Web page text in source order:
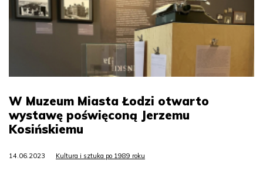
W Muzeum Miasta Łodzi otwarto
wystawę poświęconą Jerzemu
Kosińskiemu
14.06.2023 Kultura i sztuka po 1989 roku